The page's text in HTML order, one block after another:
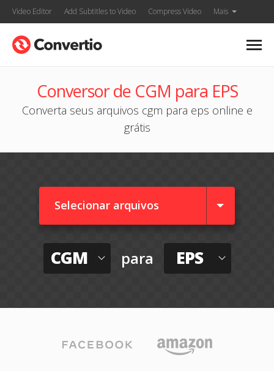
Video Editor Add Subtitles to Video Compress Video Mais
Conversor de CGM para EPS
Converta seus arquivos cgm para eps online e
grátis
Selecionar arquivos
CGM para EPS